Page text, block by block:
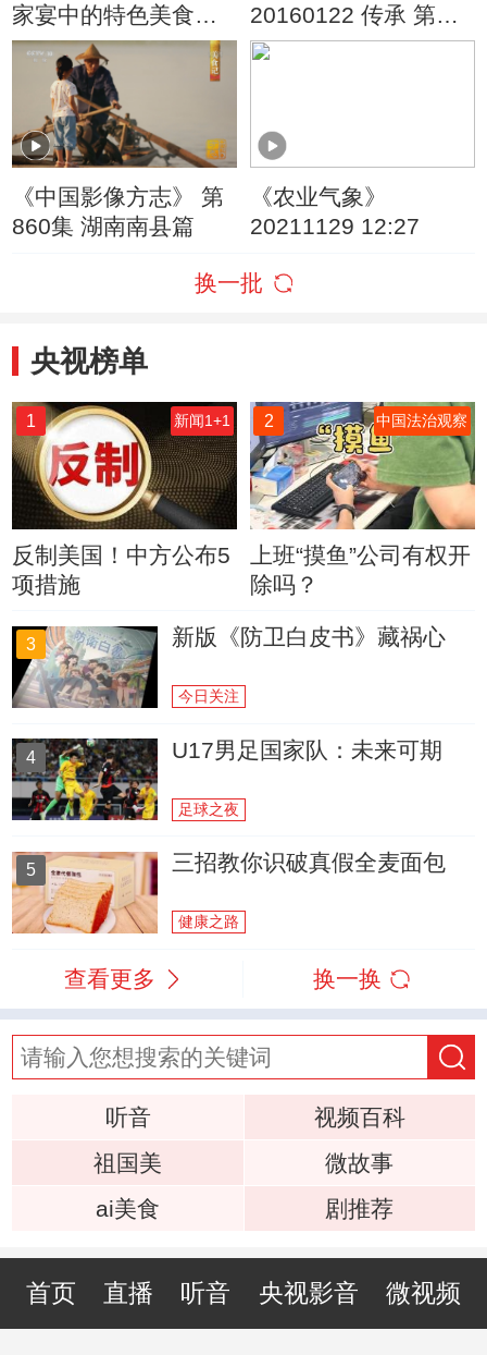
家宴中的特色美食
——苦莲汤
20160122 传承 第一
季 第四集 水
《中国影像方志》 第
860集 湖南南县篇
《农业气象》
20211129 12:27
换一批
央视榜单
1 新闻1+1
反制美国！中方公布5
项措施
2 中国法治观察
上班“摸鱼”公司有权开
除吗？
3 新版《防卫白皮书》藏祸心
今日关注
4 U17男足国家队：未来可期
足球之夜
5 三招教你识破真假全麦面包
健康之路
查看更多 换一换
听音
视频百科
祖国美
微故事
ai美食
剧推荐
首页 直播 听音 央视影音 微视频